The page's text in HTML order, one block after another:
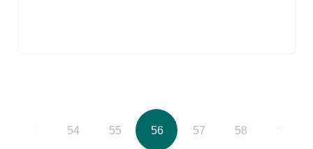
54 55 56 57 58